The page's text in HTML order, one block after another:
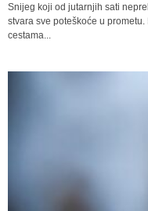
Snijeg koji od jutarnjih sati
stvara sve poteškoće u
cestama...